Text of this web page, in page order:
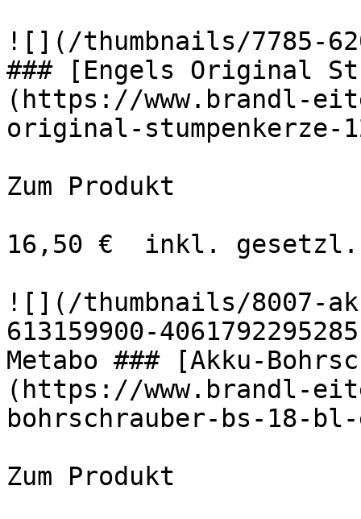
![](/thumbnails/7785-
### [Engels Original
(https://www.brandl-
original-stumpenkerze-
Zum Produkt
16,50 €  inkl.
![](/thumbnails/8007-
613159900-
Metabo ### [Akku-
(https://www.brandl-
bohrschrauber-bs-18-
Zum Produkt